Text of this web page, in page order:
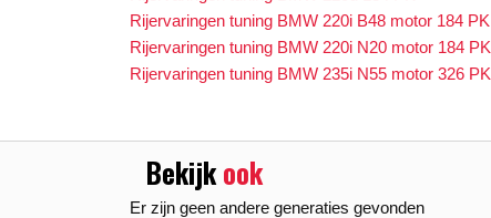
Rijervaringen tuning BMW 220i B48 motor 184 PK
Rijervaringen tuning BMW 220i N20 motor 184 PK
Rijervaringen tuning BMW 235i N55 motor 326 PK
Bekijkook
Er zijn geen andere generaties gevonden